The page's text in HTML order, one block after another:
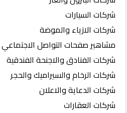
شركات السيارات
شركات الازياء والموضة
مشاهير صفحات التواصل الاجتماعي
شركات الفنادق والاجنحة الفندقية
شركات الرخام والسيراميك والحجر
شركات الدعاية والاعلان
شركات العقارات